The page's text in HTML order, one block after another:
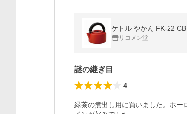
リコメン堂
謎の継ぎ目
4
緑茶の煮出し用に買いました。ホー